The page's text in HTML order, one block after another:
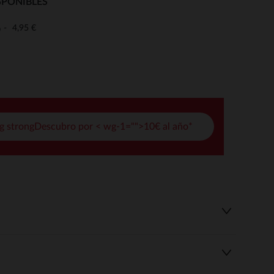
de privacidad, garantizando el cumplimiento de las
4,95 €
strongDescubro por < wg-1="">10€ al año*